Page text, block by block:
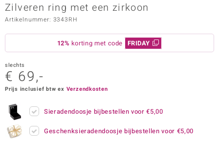
in Italy
Paraíso
Zilveren ring met een zirkoon
Artikelnummer: 3343RH
12% korting met code FRIDAY
slechts
€ 69,-
Prijs inclusief btw ex Verzendkosten
Sieradendoosje bijbestellen voor€5,00
Geschenksieradendoosje bijbestellen voor €5,00